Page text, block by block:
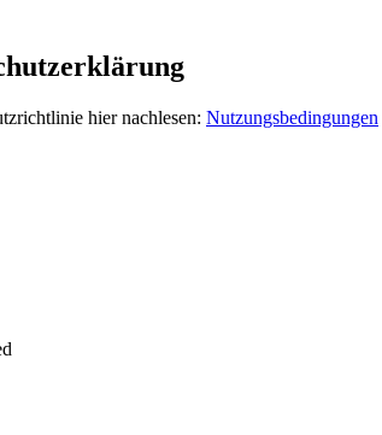
hier nachlesen: Nutzungsbedingungen